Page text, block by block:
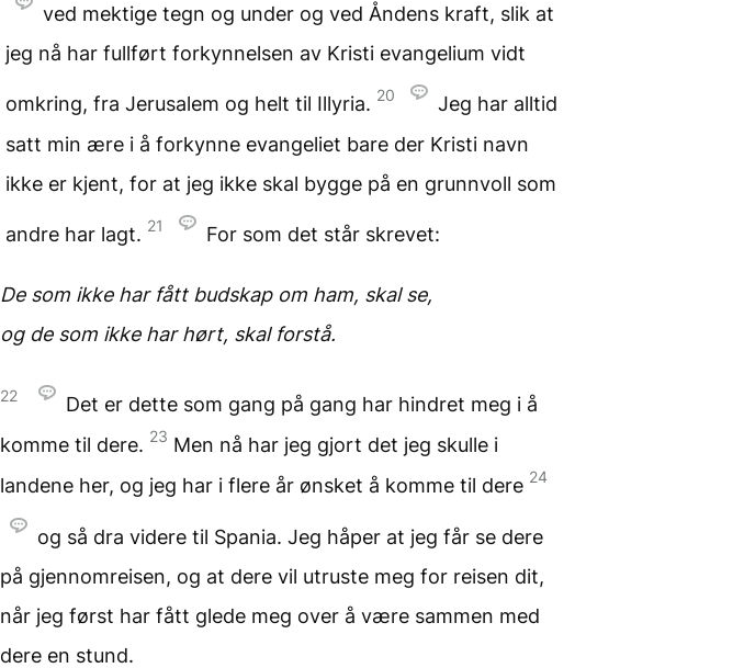
ved mektige tegn og under og ved Åndens kraft, slik at
jeg nå har fullført forkynnelsen av Kristi evangelium vidt
omkring, fra Jerusalem og helt til Illyria. 20
Jeg har alltid
satt min ære i å forkynne evangeliet bare der Kristi navn
ikke er kjent, for at jeg ikke skal bygge på en grunnvoll som
andre har lagt. 21 For som det står skrevet:
De som ikke har fått budskap om ham, skal se,
og de som ikke har hørt, skal forstå.
22
Det er dette som gang på gang har hindret meg i å
komme til dere. 23 Men nå har jeg gjort det jeg skulle i
landene her, og jeg har i flere år ønsket å komme til dere 24
og så dra videre til Spania. Jeg håper at jeg får se dere
på gjennomreisen, og at dere vil utruste meg for reisen dit,
når jeg først har fått glede meg over å være sammen med
dere en stund.